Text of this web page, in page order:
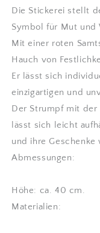
Die Stickerei stellt
Symbol für Mut und
Mit einer roten
Hauch von
Er lässt sich
einzigartigen und
Der Strumpf mit
lässt sich leicht
und ihre Geschenke
Abmessungen:
Höhe: ca. 40 cm.
Materialien: